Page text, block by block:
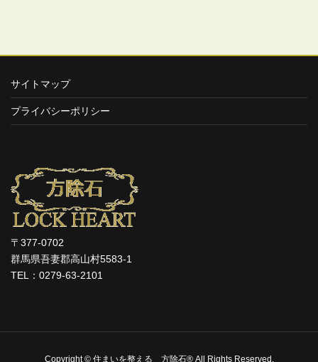
サイトマップ
プライバシーポリシー
〒377-0702
群馬県吾妻郡高山村5583-1
TEL：0279-63-2101
Copyright © 住まいを整える 方除石® All Rights Reserved.